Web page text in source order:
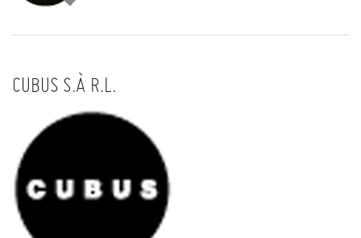
CUBUS S.À R.L.